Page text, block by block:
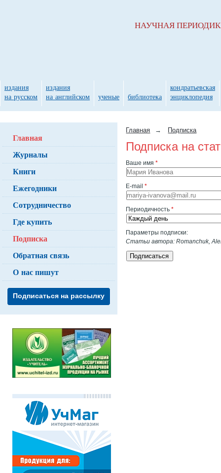
Главная → Подписка
Подписка на
Ваше имя*
E-mail*
Периодичность*
Параметры подписки:
Статьи автора: Romanchuk,
Подписаться
Главная
Журналы
Книги
Ежегодники
Сотрудничество
Где купить
Подписка
Обратная связь
О нас пишут
Подписаться на рассылку
НАУЧНАЯ
издания
на русском
издания
на английском
ученые библиотека
кондратьевская
энциклопедия